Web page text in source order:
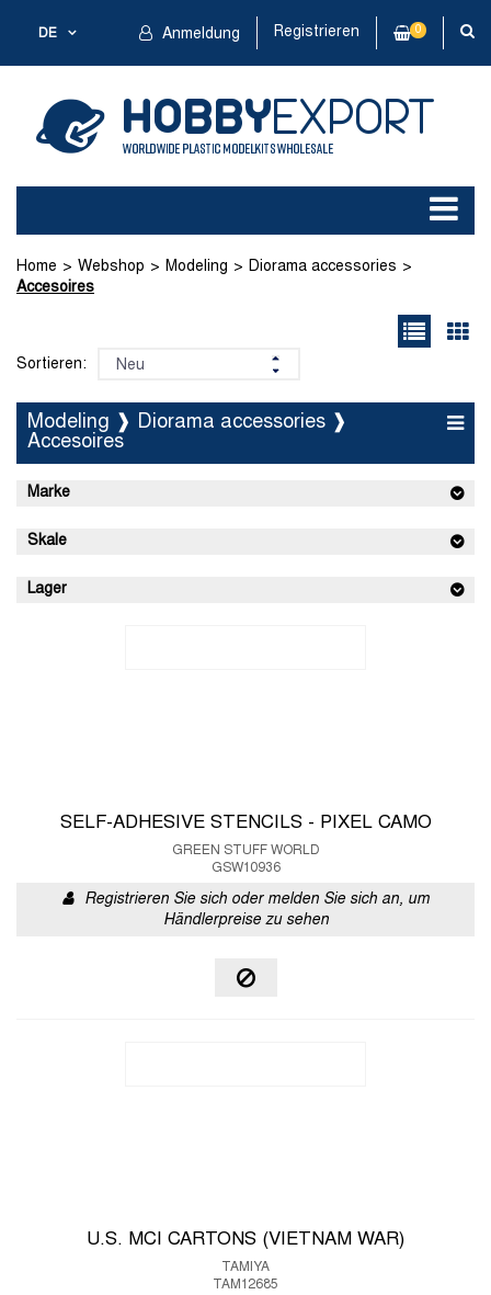
DE Anmeldung Registrieren 0
Home Webshop Modeling
Diorama accessories
Accesoires
Sortieren:
Modeling ❱ Diorama accessories ❱
Accesoires
Marke
Skale
Lager
SELF-ADHESIVE STENCILS - PIXEL CAMO
GREEN STUFF WORLD
GSW10936
Registrieren Sie sich oder melden Sie sich an, um
Händlerpreise zu sehen
U.S. MCI CARTONS (VIETNAM WAR)
TAMIYA
TAM12685